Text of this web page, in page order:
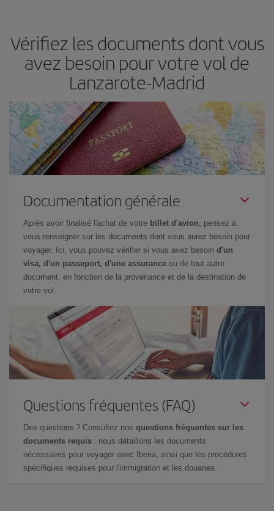
billets, plus vous bénéficiez de prix économiques. De plus, en
restant flexible sur les dates et les horaires de vol lors de votre
recherche, vous pourrezchoisir le prix le plus économique.
Vérifiez les documents dont vous
avez besoin pour votre vol de
Lanzarote-Madrid
Documentation générale
Après avoir finalisé l'achat de votre billet d'avion, pensez à
vous renseigner sur les documents dont vous aurez besoin pour
voyager. Ici, vous pouvez vérifier si vous avez besoin d'un
visa, d'un passeport, d'une assurance ou de tout autre
document, en fonction de la provenance et de la destination de
votre vol.
Questions fréquentes (FAQ)
Des questions ? Consultez nos questions fréquentes sur les
documents requis : nous détaillons les documents
nécessaires pour voyager avec Iberia, ainsi que les procédures
spécifiques requises pour l'immigration et les douanes.